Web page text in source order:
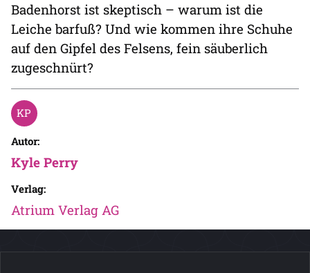
Badenhorst ist skeptisch – warum ist die
Leiche barfuß? Und wie kommen ihre Schuhe
auf den Gipfel des Felsens, fein säuberlich
zugeschnürt?
Autor:
Kyle Perry
Verlag:
Atrium Verlag AG